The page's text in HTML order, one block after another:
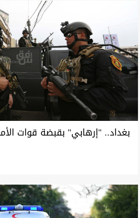
بغداد.. "إرهابي" بقبضة قوات